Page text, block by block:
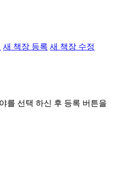
새 책장 등록 새 책장 수정
를 선택 하신 후 등록 버튼을